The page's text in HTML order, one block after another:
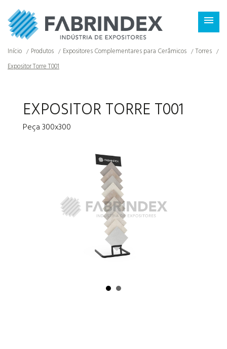
×
Início Produtos Expositores Complementares para Cerâmicos
Torres
Expositor Torre T001
EXPOSITOR TORRE T001
Peça 300x300